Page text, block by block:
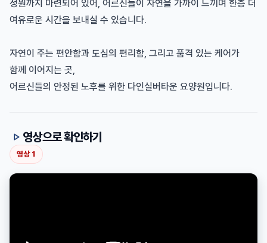
정원까지 마련되어 있어, 어르신들이 자연을 가까이 느끼며 한층 더
여유로운 시간을 보내실 수 있습니다.
자연이 주는 편안함과 도심의 편리함, 그리고 품격 있는 케어가
함께 이어지는 곳,
어르신들의 안정된 노후를 위한 다인실버타운 요양원입니다.
영상으로 확인하기
영상 1